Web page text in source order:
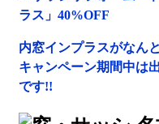
内窓インプラスがなん
キャンペーン期間中は
です!!